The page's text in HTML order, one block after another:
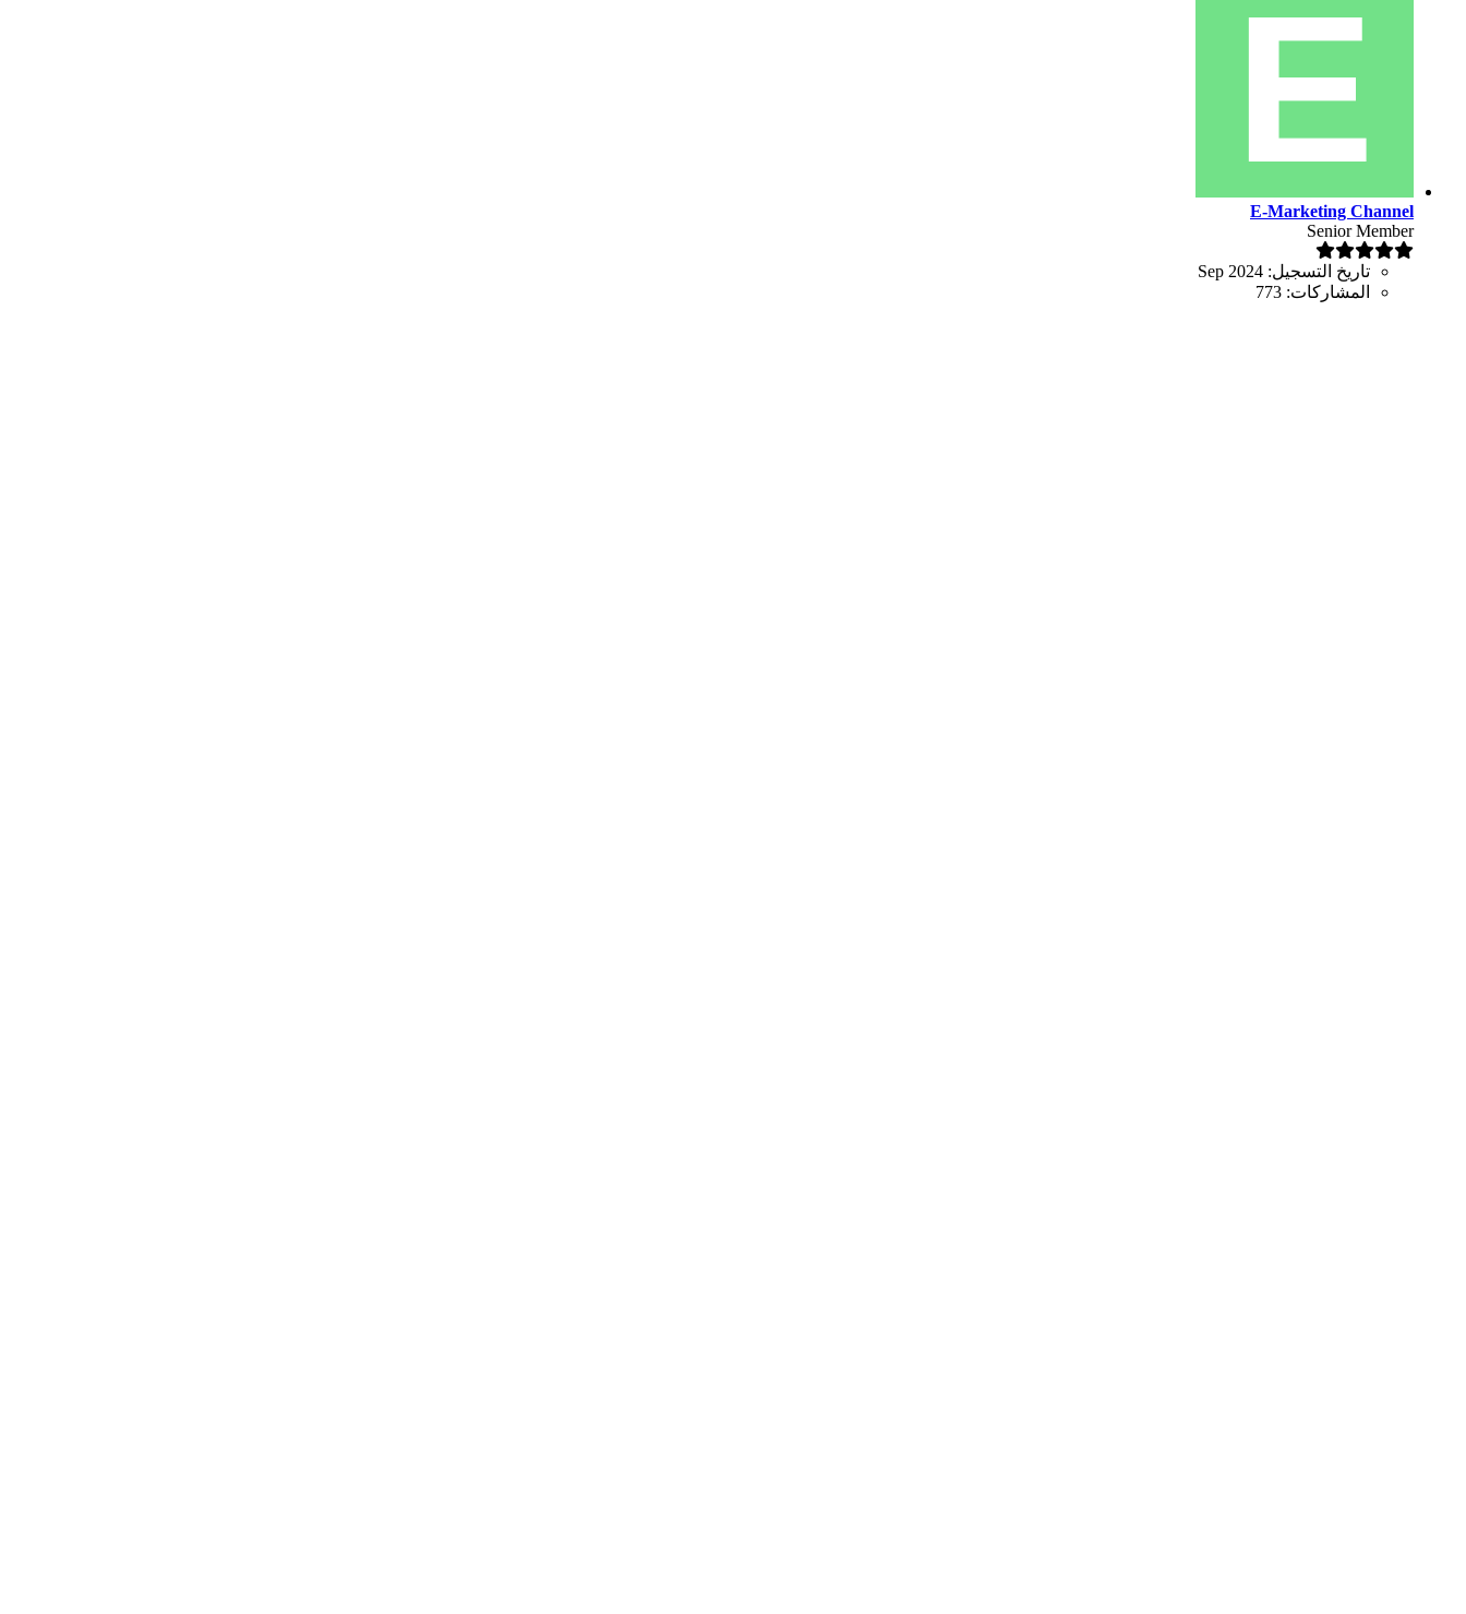
E-Marketing Channel
Senior Member
تاريخ التسجيل: Sep 2024
المشاركات: 773